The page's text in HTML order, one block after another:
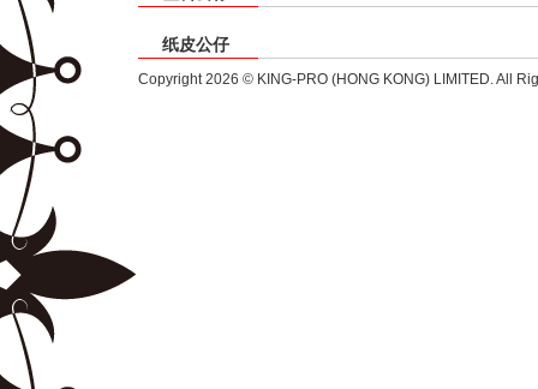
纸皮公仔
Copyright 2026 © KING-PRO (HONG KONG) LIMITED. All